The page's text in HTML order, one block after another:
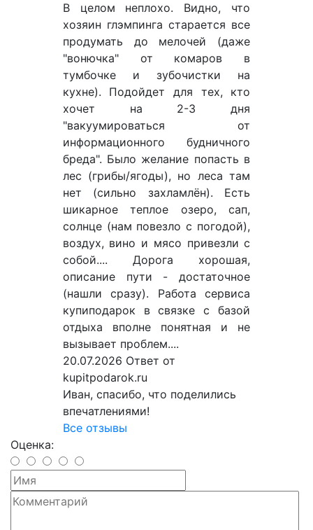
В целом неплохо. Видно, что
хозяин глэмпинга старается все
продумать до мелочей (даже
"вонючка" от комаров в
тумбочке и зубочистки на
кухне). Подойдет для тех, кто
хочет на 2-3 дня
"вакуумироваться от
информационного будничного
бреда". Было желание попасть в
лес (грибы/ягоды), но леса там
нет (сильно захламлён). Есть
шикарное теплое озеро, сап,
солнце (нам повезло с погодой),
воздух, вино и мясо привезли с
собой.... Дорога хорошая,
описание пути - достаточное
(нашли сразу). Работа сервиса
купиподарок в связке с базой
отдыха вполне понятная и не
вызывает проблем....
20.07.2026 Ответ от
kupitpodarok.ru
Иван, спасибо, что поделились
впечатлениями!
Все отзывы
Оценка: